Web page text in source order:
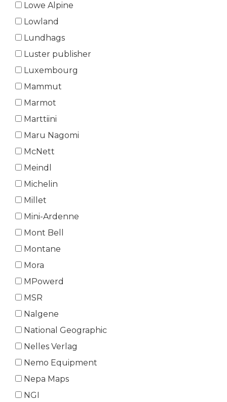
Lowe Alpine
Lowland
Lundhags
Luster publisher
Luxembourg
Mammut
Marmot
Marttiini
Maru Nagomi
McNett
Meindl
Michelin
Millet
Mini-Ardenne
Mont Bell
Montane
Mora
MPowerd
MSR
Nalgene
National Geographic
Nelles Verlag
Nemo Equipment
Nepa Maps
NGI